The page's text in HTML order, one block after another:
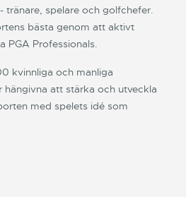
tränare, spelare och golfchefer.
bästa genom att aktivt
PGA Professionals.
kvinnliga och manliga
hängivna att stärka och utveckla
med spelets idé som